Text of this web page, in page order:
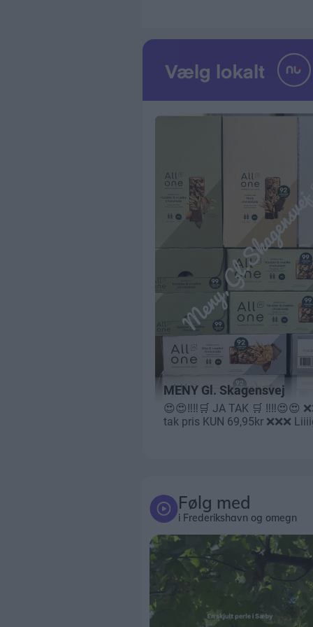
Følg med
i Frederikshavn og omegn